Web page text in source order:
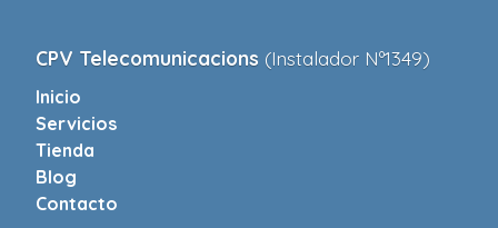
CPV Telecomunicacions (Instalador Nº1349)
Inicio
Servicios
Tienda
Blog
Contacto